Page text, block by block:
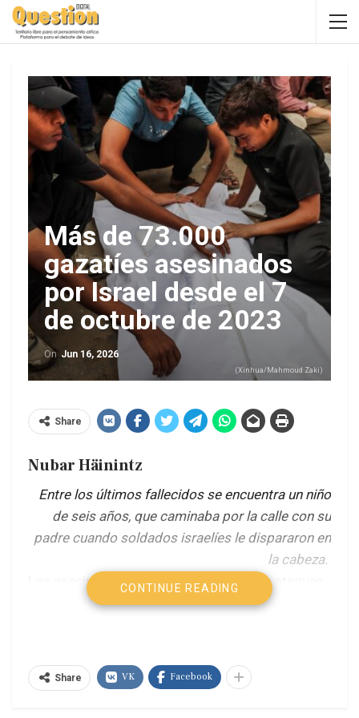
Más de 73.000
gazatíes asesinados
por Israel desde el 7
de octubre de 2023
On Jun 16, 2026
(Xinhua/Mahmoud Zaki)
Share
Nubar Häinintz
Entre los últimos fallecidos se encuentra un niño
de seis años, que caminaba por la calle con su
padre cuando soldados israelíes le dispararon en
la cabeza.
Los asesinados en la Franja de Gaza por ataques
israelíes desde el inicio de su ofensiva en el
de Sanidad gazatí publicados este lunes, que
incluyen los últimos fallecidos registrados el
CONTINUE READING
Share VK Facebook